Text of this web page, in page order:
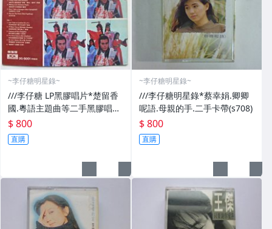
~李仔糖明星錄~
///李仔糖 LP黑膠唱片*楚留香
國.粵語主題曲等二手黑膠唱片
(s688)
$ 800
直購
~李仔糖明星錄~
///李仔糖明星錄*蔡幸娟.卿卿
呢語.母親的手.二手卡帶(s708)
$ 800
直購